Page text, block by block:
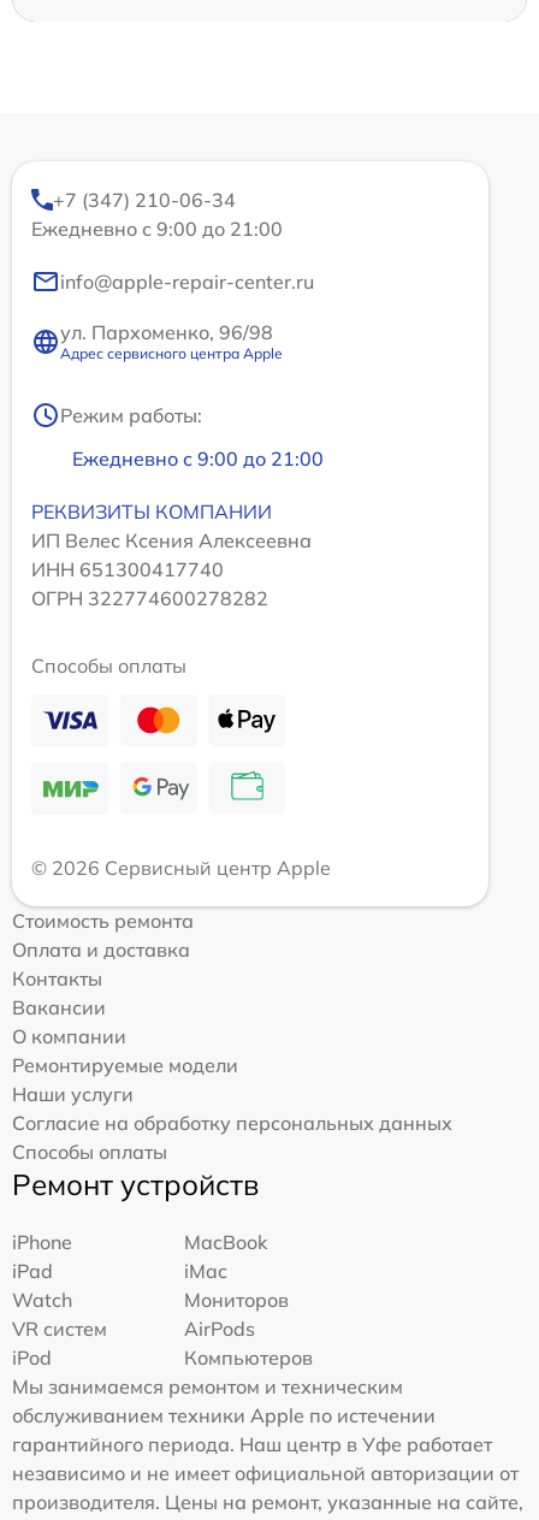
+7 (347) 210-06-34
Ежедневно с 9:00 до 21:00
info@apple-repair-center.ru
ул. Пархоменко, 96/98
Адрес сервисного центра Apple
Режим работы:
Ежедневно с 9:00 до 21:00
РЕКВИЗИТЫ КОМПАНИИ
ИП Велес Ксения Алексеевна
ИНН 651300417740
ОГРН 322774600278282
Способы оплаты
© 2026 Сервисный центр Apple
Стоимость ремонта
Оплата и доставка
Контакты
Вакансии
О компании
Ремонтируемые модели
Наши услуги
Согласие на обработку персональных данных
Способы оплаты
Ремонт устройств
iPhone
MacBook
iPad
iMac
Watch
Мониторов
VR систем
AirPods
iPod
Компьютеров
Мы занимаемся ремонтом и техническим
обслуживанием техники Apple по истечении
гарантийного периода. Наш центр в Уфе работает
независимо и не имеет официальной авторизации от
производителя. Цены на ремонт, указанные на сайте,